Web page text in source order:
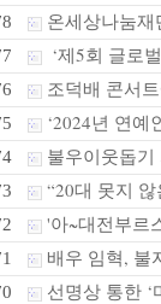
온세상나눔
‘제5회 글로
조덕배 콘서
‘2024년 연예
불우이웃돕
“20대 못지
'아~대전부르
배우 임혁, 불
선명상 통한